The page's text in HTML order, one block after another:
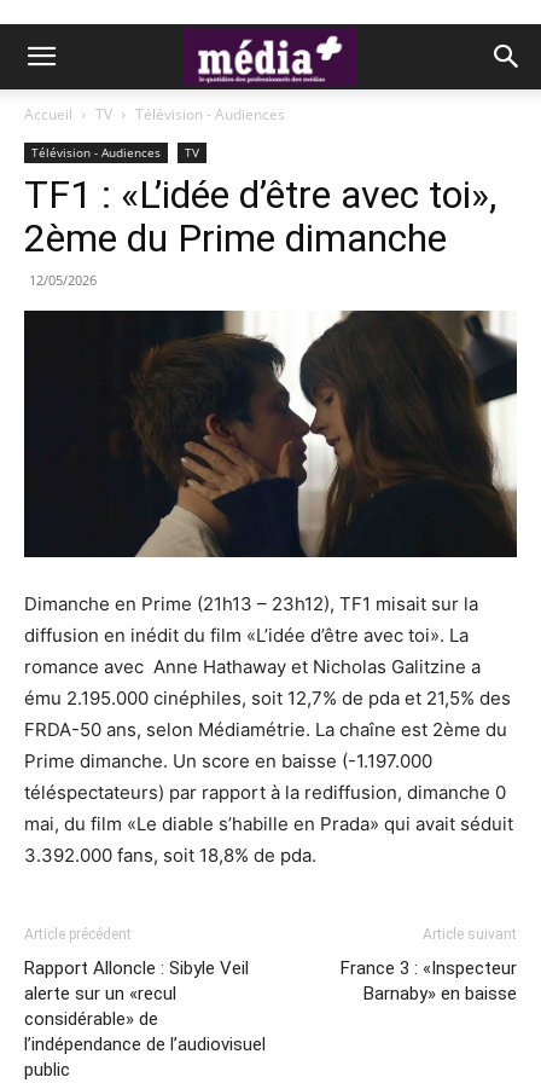
Accueil TV Télévision - Audiences
Télévision - Audiences TV
TF1 : «L’idée d’être avec toi»,
2ème du Prime dimanche
12/05/2026
Dimanche en Prime (21h13 – 23h12), TF1 misait sur la
diffusion en inédit du film «L’idée d’être avec toi». La
romance avec Anne Hathaway et Nicholas Galitzine a
ému 2.195.000 cinéphiles, soit 12,7% de pda et 21,5% des
FRDA-50 ans, selon Médiamétrie. La chaîne est 2ème du
Prime dimanche. Un score en baisse (-1.197.000
téléspectateurs) par rapport à la rediffusion, dimanche 0
mai, du film «Le diable s’habille en Prada» qui avait séduit
3.392.000 fans, soit 18,8% de pda.
Article précédent
Rapport Alloncle : Sibyle Veil
alerte sur un «recul
considérable» de
l’indépendance de l’audiovisuel
public
Article suivant
France 3 : «Inspecteur
Barnaby» en baisse